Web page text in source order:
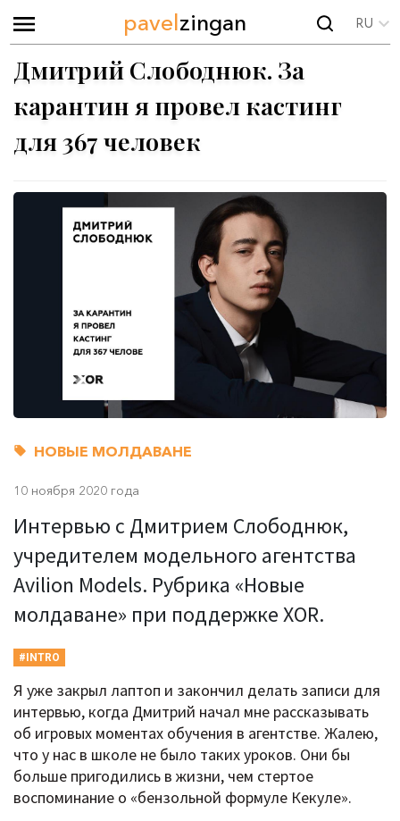
pavelzingan RU
НОВЫЕ МОЛДАВАНЕ
10 ноября 2020 года
Дмитрий Слободнюк. За
карантин я провел кастинг
для 367 человек
Интервью с Дмитрием Слободнюк,
учредителем модельного агентства
Avilion Models. Рубрика «Новые
молдаване» при поддержке XOR.
#INTRO
Я уже закрыл лаптоп и закончил делать записи для
интервью, когда Дмитрий начал мне рассказывать
об игровых моментах обучения в агентстве. Жалею,
что у нас в школе не было таких уроков. Они бы
больше пригодились в жизни, чем стертое
воспоминание о «бензольной формуле Кекуле».